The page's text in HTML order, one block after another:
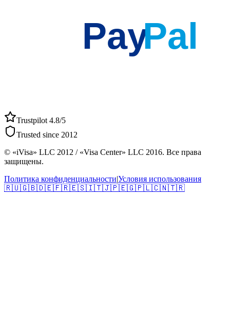
PayPal
Trustpilot 4.8/5
Trusted since 2012
© «iVisa» LLC 2012 / «Visa Center» LLC 2016. Все права
защищены.
Политика конфиденциальности|Условия использования
🇷🇺🇬🇧🇩🇪🇫🇷🇪🇸🇮🇹🇯🇵🇪🇬🇵🇱🇨🇳🇹🇷